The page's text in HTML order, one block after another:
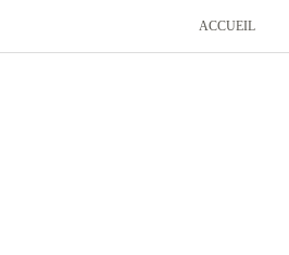
ACCUEIL